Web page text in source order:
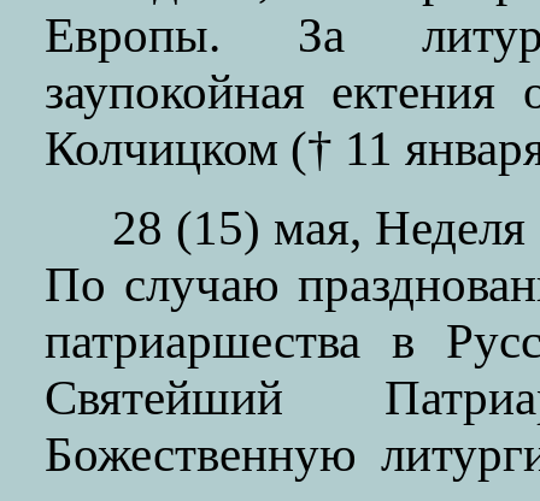
Европы. За
заупокойная ектения
Колчицком († 11
28 (15) мая,
По случаю
патриаршества в
Святейший
Божественную